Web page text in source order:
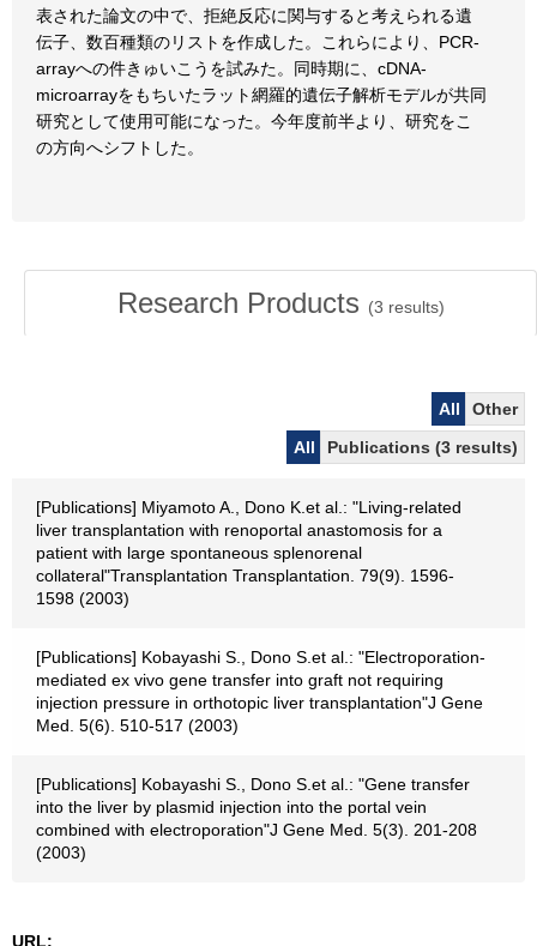
表された論文の中で、拒絶反応に関与すると考えられる遺
伝子、数百種類のリストを作成した。これらにより、PCR-
arrayへの件きゅいこうを試みた。同時期に、cDNA-
microarrayをもちいたラット網羅的遺伝子解析モデルが共同
研究として使用可能になった。今年度前半より、研究をこ
の方向へシフトした。
Research Products (3 results)
All
Other
All
Publications (3 results)
[Publications] Miyamoto A., Dono K.et al.: "Living-related
liver transplantation with renoportal anastomosis for a
patient with large spontaneous splenorenal
collateral"Transplantation Transplantation. 79(9). 1596-
1598 (2003)
[Publications] Kobayashi S., Dono S.et al.: "Electroporation-
mediated ex vivo gene transfer into graft not requiring
injection pressure in orthotopic liver transplantation"J Gene
Med. 5(6). 510-517 (2003)
[Publications] Kobayashi S., Dono S.et al.: "Gene transfer
into the liver by plasmid injection into the portal vein
combined with electroporation"J Gene Med. 5(3). 201-208
(2003)
URL: